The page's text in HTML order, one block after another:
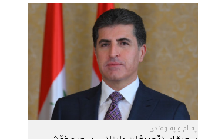
پەیام و پەیوەندی